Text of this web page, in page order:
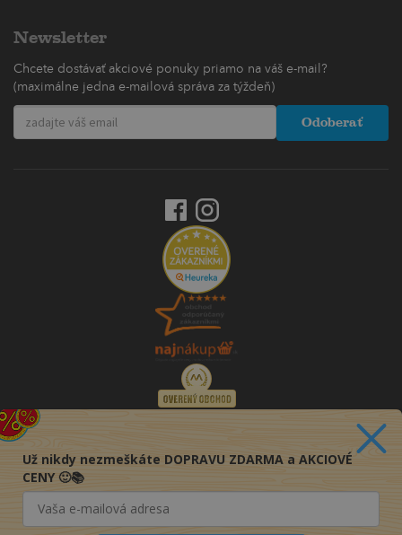
Newsletter
Chcete dostávať akciové ponuky priamo na váš e-mail?
(maximálne jedna e-mailová správa za týždeň)
Odoberať
Už nikdy nezmeškáte DOPRAVU ZDARMA a AKCIOVÉ
CENY 🙂📚